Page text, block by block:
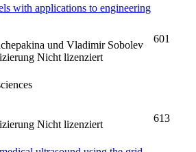
with applications to engineering
und Vladimir Sobolev
Nicht lizenziert
601
Nicht lizenziert
613